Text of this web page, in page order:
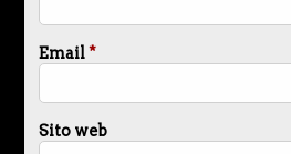
Email*
Sito web